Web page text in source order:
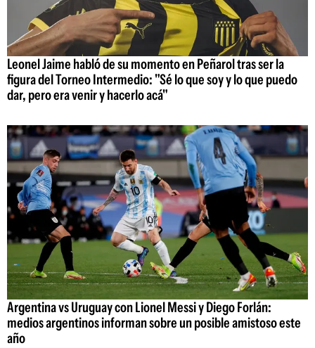
Leonel Jaime habló de su momento en Peñarol tras ser la
figura del Torneo Intermedio: "Sé lo que soy y lo que puedo
dar, pero era venir y hacerlo acá"
Argentina vs Uruguay con Lionel Messi y Diego Forlán:
medios argentinos informan sobre un posible amistoso este
año